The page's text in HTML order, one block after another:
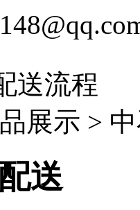
送流程
展示 >
送